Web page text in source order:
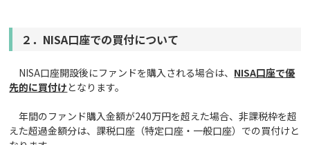
２．NISA口座での買付について
NISA口座開設後にファンドを購入される場合は、 NISA口座で優
先的に買付けとなります。
年間のファンド購入金額が240万円を超えた場合、非課税枠を超
えた超過金額分は、課税口座（特定口座・一般口座）での買付けと